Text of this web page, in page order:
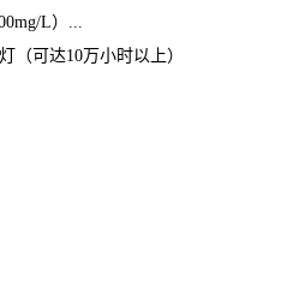
L）...
（可达10万小时以上）